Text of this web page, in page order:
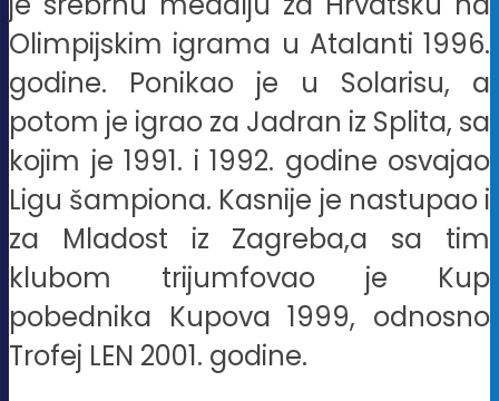
Olimpijskim igrama u Atalanti 1996.
godine. Ponikao je u Solarisu, a
potom je igrao za Jadran iz Splita, sa
kojim je 1991. i 1992. godine osvajao
Ligu šampiona. Kasnije je nastupao i
za Mladost iz Zagreba,a sa tim
klubom trijumfovao je Kup
pobednika Kupova 1999, odnosno
Trofej LEN 2001. godine.